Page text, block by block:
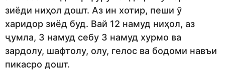
зиёди ниҳол дошт. Аз ин хотир, пеши ӯ
харидор зиёд буд. Вай 12 намуд ниҳол, аз
ҷумла, 3 намуд себу 3 намуд хурмо ва
зардолу, шафтолу, олу, гелос ва бодоми навъи
пикасро дошт.